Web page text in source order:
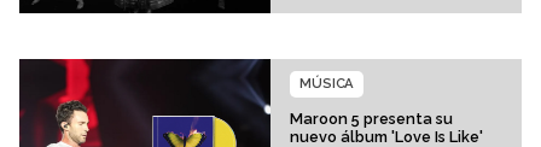
Maroon 5 presenta su
nuevo álbum 'Love Is Like'
MÚSICA